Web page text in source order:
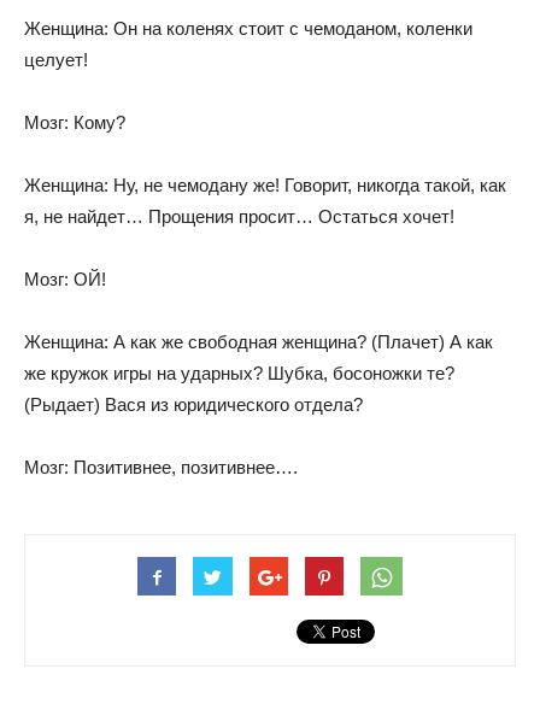
Женщина: Он на коленях стоит с чемоданом, коленки
целует!
Мозг: Кому?
Женщина: Ну, не чемодану же! Говорит, никогда такой, как
я, не найдет… Прощения просит… Остаться хочет!
Мозг: ОЙ!
Женщина: А как же свободная женщина? (Плачет) А как
же кружок игры на ударных? Шубка, босоножки те?
(Рыдает) Вася из юридического отдела?
Мозг: Позитивнее, позитивнее….